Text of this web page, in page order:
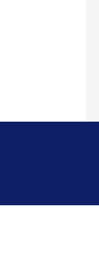
る